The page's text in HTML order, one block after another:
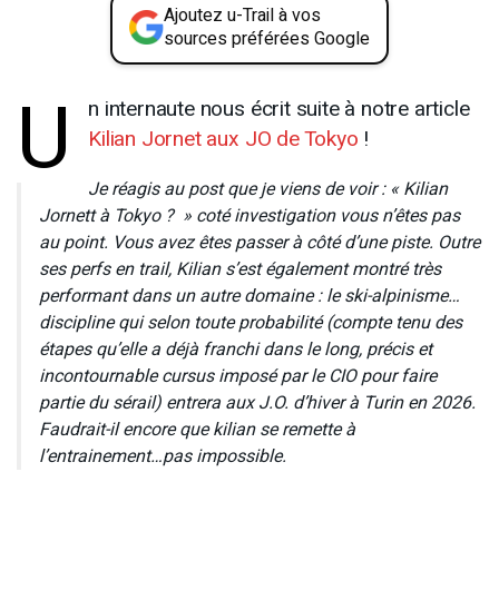
Ajoutez u-Trail à vos
sources préférées Google
U
n internaute nous écrit suite à notre article
Kilian Jornet aux JO de Tokyo !
Je réagis au post que je viens de voir : « Kilian
Jornett à Tokyo ? » coté investigation vous n’êtes pas
au point. Vous avez êtes passer à côté d’une piste. Outre
ses perfs en trail, Kilian s’est également montré très
performant dans un autre domaine : le ski-alpinisme…
discipline qui selon toute probabilité (compte tenu des
étapes qu’elle a déjà franchi dans le long, précis et
incontournable cursus imposé par le CIO pour faire
partie du sérail) entrera aux J.O. d’hiver à Turin en 2026.
Faudrait-il encore que kilian se remette à
l’entrainement…pas impossible.